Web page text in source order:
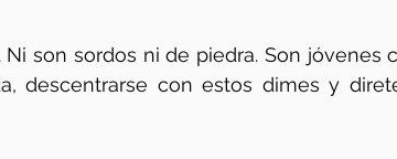
son sordos ni de piedra. Son jóvenes
descentrarse con estos dimes y